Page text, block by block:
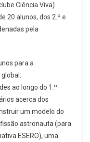
Ciência Viva)
20 alunos, dos 2.º e
pela
para a
ao longo do 1.º
acerca dos
um modelo do
astronauta (para
ESERO), uma